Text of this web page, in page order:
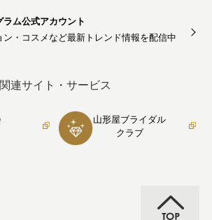
ラム公式アカウント
ン・コスメなど最新トレンド情報を配信中
関連サイト・サービス
山形屋ブライダル
クラブ